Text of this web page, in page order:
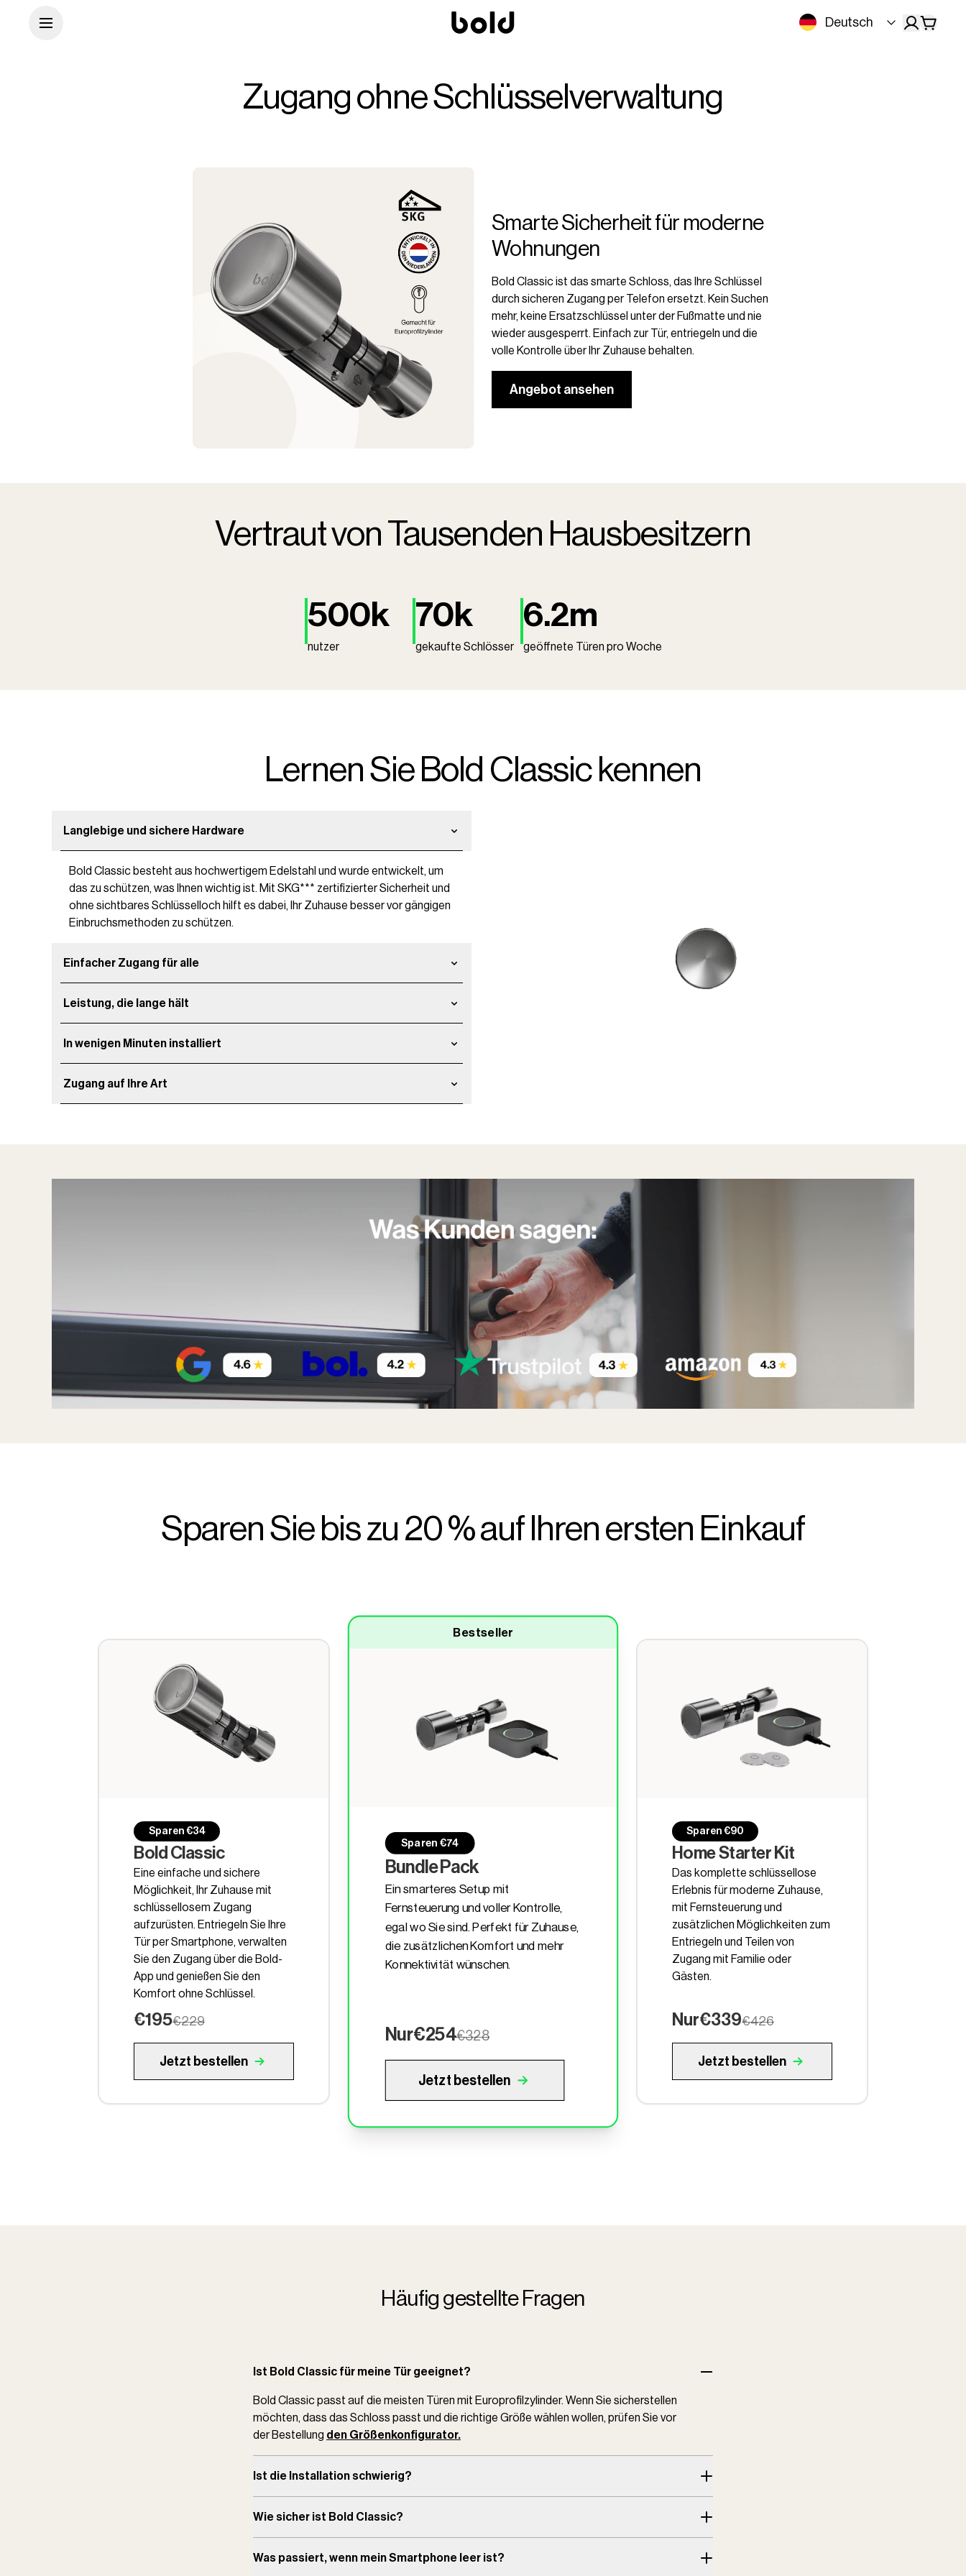
Deutsch
Zugang ohne Schlüsselverwaltung
Smarte Sicherheit für moderne
Wohnungen
Bold Classic ist das smarte Schloss, das Ihre Schlüssel
durch sicheren Zugang per Telefon ersetzt. Kein Suchen
mehr, keine Ersatzschlüssel unter der Fußmatte und nie
wieder ausgesperrt. Einfach zur Tür, entriegeln und die
volle Kontrolle über Ihr Zuhause behalten.
Angebot ansehen
Vertraut von Tausenden Hausbesitzern
500k
nutzer
70k
gekaufte Schlösser
6.2m
geöffnete Türen pro Woche
Lernen Sie Bold Classic kennen
Langlebige und sichere Hardware
Bold Classic besteht aus hochwertigem Edelstahl und wurde entwickelt, um
das zu schützen, was Ihnen wichtig ist. Mit SKG*** zertifizierter Sicherheit und
ohne sichtbares Schlüsselloch hilft es dabei, Ihr Zuhause besser vor gängigen
Einbruchsmethoden zu schützen.
Einfacher Zugang für alle
Leistung, die lange hält
In wenigen Minuten installiert
Zugang auf Ihre Art
Sparen Sie bis zu 20 % auf Ihren ersten Einkauf
Sparen €34
Bold Classic
Eine einfache und sichere
Möglichkeit, Ihr Zuhause mit
schlüssellosem Zugang
aufzurüsten. Entriegeln Sie Ihre
Tür per Smartphone, verwalten
Sie den Zugang über die Bold-
App und genießen Sie den
Komfort ohne Schlüssel.
€195€229
Jetzt bestellen
Bestseller
Sparen €74
Bundle Pack
Ein smarteres Setup mit
Fernsteuerung und voller Kontrolle,
egal wo Sie sind. Perfekt für Zuhause,
die zusätzlichen Komfort und mehr
Konnektivität wünschen.
Nur€254€328
Jetzt bestellen
Sparen €90
Home Starter Kit
Das komplette schlüssellose
Erlebnis für moderne Zuhause,
mit Fernsteuerung und
zusätzlichen Möglichkeiten zum
Entriegeln und Teilen von
Zugang mit Familie oder
Gästen.
Nur€339€426
Jetzt bestellen
Häufig gestellte Fragen
Ist Bold Classic für meine Tür geeignet?
Bold Classic passt auf die meisten Türen mit Europrofilzylinder. Wenn Sie sicherstellen
möchten, dass das Schloss passt und die richtige Größe wählen wollen, prüfen Sie vor
der Bestellung den Größenkonfigurator.
Ist die Installation schwierig?
Wie sicher ist Bold Classic?
Was passiert, wenn mein Smartphone leer ist?